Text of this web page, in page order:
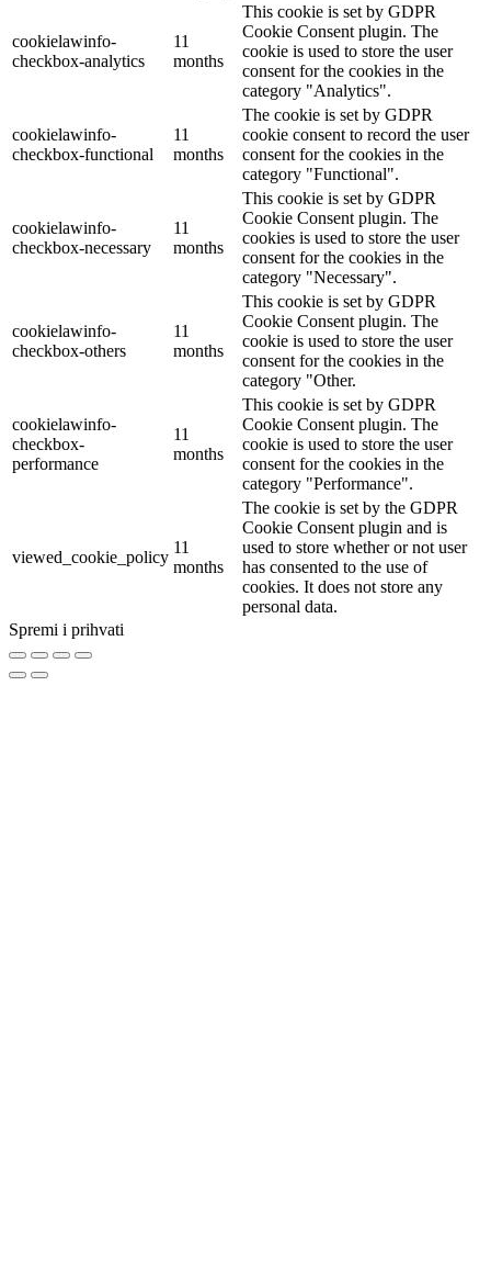
cookielawinfo-
checkbox-analytics
11
months
This cookie is set by GDPR
Cookie Consent plugin. The
cookie is used to store the user
consent for the cookies in the
category "Analytics".
cookielawinfo-
checkbox-functional
11
months
The cookie is set by GDPR
cookie consent to record the user
consent for the cookies in the
category "Functional".
cookielawinfo-
checkbox-necessary
11
months
This cookie is set by GDPR
Cookie Consent plugin. The
cookies is used to store the user
consent for the cookies in the
category "Necessary".
cookielawinfo-
checkbox-others
11
months
This cookie is set by GDPR
Cookie Consent plugin. The
cookie is used to store the user
consent for the cookies in the
category "Other.
cookielawinfo-
checkbox-
performance
11
months
This cookie is set by GDPR
Cookie Consent plugin. The
cookie is used to store the user
consent for the cookies in the
category "Performance".
viewed_cookie_policy
11
months
The cookie is set by the GDPR
Cookie Consent plugin and is
used to store whether or not user
has consented to the use of
cookies. It does not store any
personal data.
Spremi i prihvati